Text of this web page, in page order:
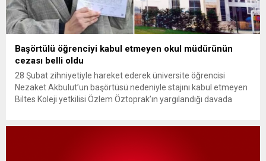
Başörtülü öğrenciyi kabul etmeyen okul müdürünün
cezası belli oldu
28 Şubat zihniyetiyle hareket ederek üniversite öğrencisi
Nezaket Akbulut’un başörtüsü nedeniyle stajını kabul etmeyen
Biltes Koleji yetkilisi Özlem Öztoprak’ın yargılandığı davada